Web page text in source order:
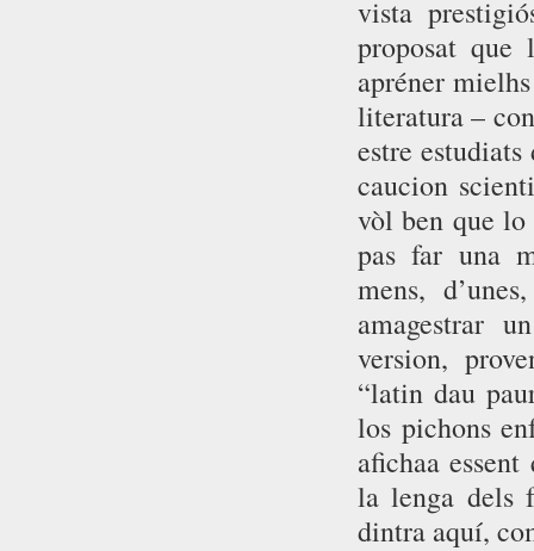
vista
proposat que
apréner
literatura –
estre
caucion
vòl ben que lo
pas far una
mens,
amagestrar
version,
“latin dau
los pichons
afichaa
la lenga dels
dintra aquí,